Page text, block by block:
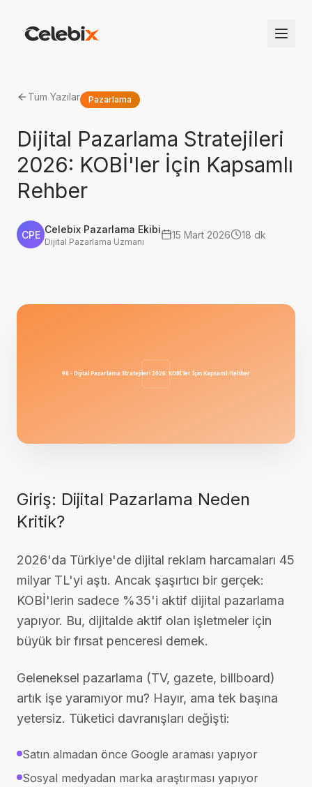
Tüm Yazılar Pazarlama
Dijital Pazarlama Stratejileri
2026: KOBİ'ler İçin Kapsamlı
Rehber
CPE Celebix Pazarlama Ekibi
Dijital Pazarlama Uzmanı
15 Mart 2026 18 dk
Giriş: Dijital Pazarlama Neden
Kritik?
2026'da Türkiye'de dijital reklam harcamaları 45
milyar TL'yi aştı. Ancak şaşırtıcı bir gerçek:
KOBİ'lerin sadece %35'i aktif dijital pazarlama
yapıyor. Bu, dijitalde aktif olan işletmeler için
büyük bir fırsat penceresi demek.
Geleneksel pazarlama (TV, gazete, billboard)
artık işe yaramıyor mu? Hayır, ama tek başına
yetersiz. Tüketici davranışları değişti:
Satın almadan önce Google araması yapıyor
Sosyal medyadan marka araştırması yapıyor